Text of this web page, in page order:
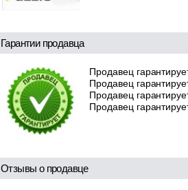
Гарантии продавца
Продавец
Продавец
Продавец
Продавец
Отзывы о продавце